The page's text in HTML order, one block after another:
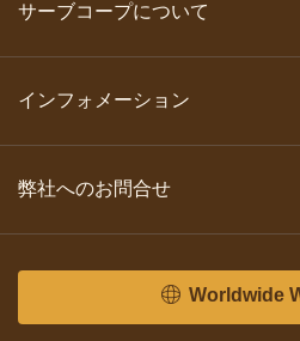
サーブコープについて
インフォメーション
弊社へのお問合せ
Worldwide